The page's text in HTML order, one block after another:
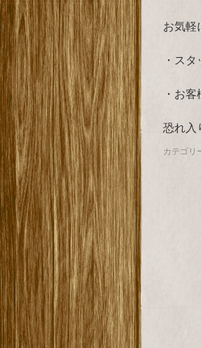
お気軽
・ス
・お
恐れ入
カテゴリ